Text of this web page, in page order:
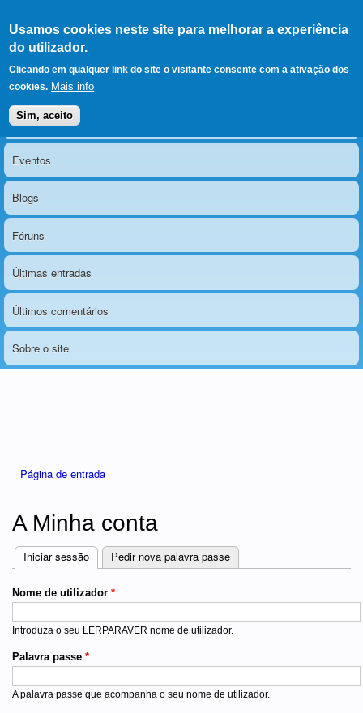
Usamos cookies neste site para melhorar a experiência
do utilizador.
Clicando em qualquer link do site o visitante consente com a ativação dos
cookies. Mais info
Sim, aceito
LERPARAVER , ir para a
página principal
O portal da visão diferente
Menu principal
Notícias
Eventos
Blogs
Fóruns
Últimas entradas
Últimos comentários
Sobre o site
Página de entrada
A Minha conta
Separadores
Iniciar sessão (separador ativo)
Pedir nova palavra passe
Nome de utilizador *
Introduza o seu LERPARAVER nome de utilizador.
Palavra passe *
A palavra passe que acompanha o seu nome de utilizador.